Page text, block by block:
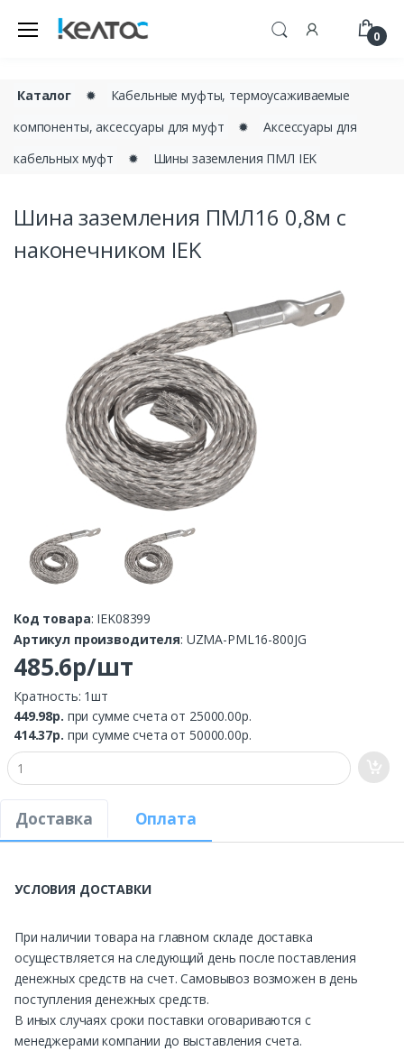
0
Каталог ✹
Кабельные муфты, термоусаживаемые
компоненты, аксессуары для муфт
✹
Аксессуары для
кабельных муфт
✹ Шины заземления ПМЛ IEK
Шина заземления ПМЛ16 0,8м с
наконечником IEK
Код товара: IEK08399
Артикул производителя: UZMA-PML16-800JG
485.6р/шт
Кратность: 1шт
449.98р. при сумме счета от 25000.00р.
414.37р. при сумме счета от 50000.00р.
Доставка Оплата
УСЛОВИЯ ДОСТАВКИ
При наличии товара на главном складе доставка
осуществляется на следующий день после поставления
денежных средств на счет. Самовывоз возможен в день
поступления денежных средств.
В иных случаях сроки поставки оговариваются с
менеджерами компании до выставления счета.